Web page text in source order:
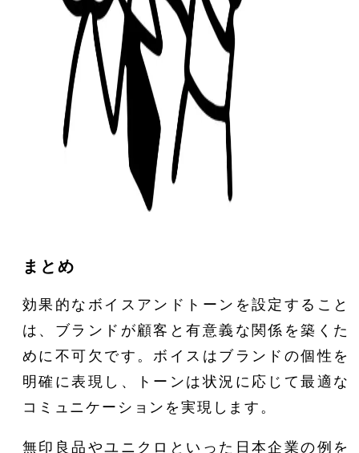
まとめ
効果的なボイスアンドトーンを設定すること
は、ブランドが顧客と有意義な関係を築くた
めに不可欠です。ボイスはブランドの個性を
明確に表現し、トーンは状況に応じて最適な
コミュニケーションを実現します。
無印良品やユニクロといった日本企業の例を